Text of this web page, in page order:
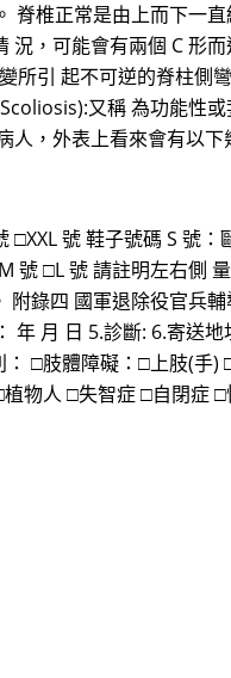
脊椎正常是由上而下一
，可能會有兩個 C 形
引 起不可逆的脊柱側
又稱 為功能性
，外表上看來會有以下
號 鞋子號碼 S 號
□L 號 請註明左右側
錄四 國軍退除役官兵
年 月 日 5.診斷: 6.寄送
： □肢體障礙：□上肢(手)
物人 □失智症 □自閉症